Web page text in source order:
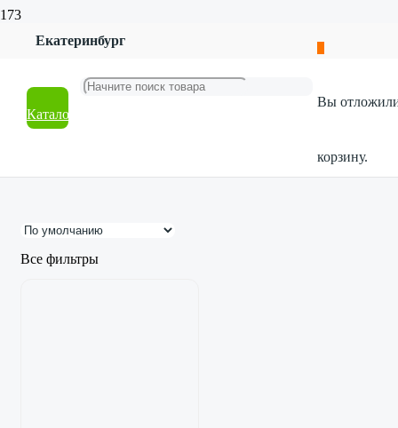
Екатеринбург
Каталог
Вы
корзину.
Главная
Бакалея
Все фильтры